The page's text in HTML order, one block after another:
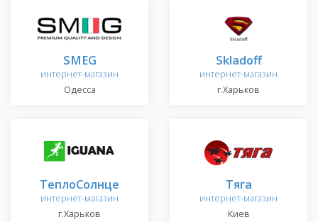
SMEG
интернет-магазин
Одесса
Skladoff
интернет-магазин
г.Харьков
ТеплоСолнце
интернет-магазин
г.Харьков
Тяга
интернет-магазин
Киев